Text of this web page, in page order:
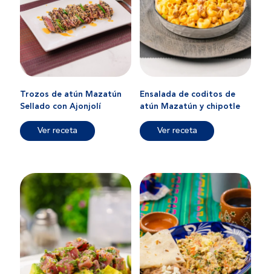
Trozos de atún Mazatún
Sellado con Ajonjolí
Ver receta
Ensalada de coditos de
atún Mazatún y chipotle
Ver receta